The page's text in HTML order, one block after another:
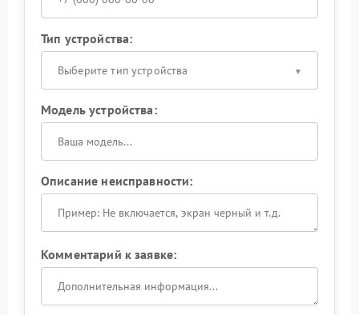
Тип устройства:
Выберите тип устройства
Модель устройства:
Описание неисправности:
Комментарий к заявке: